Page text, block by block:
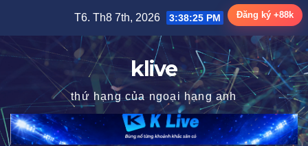
content
T6. Th8 7th, 2026 3:38:27 PM
klive
thứ hạng của ngoại hạng anh
Đăng ký +88k